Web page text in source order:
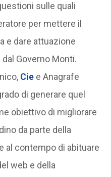
sulle quali
per mettere il
e dare attuazione
dal Governo Monti.
Ciee Anagrafe
di generare quel
obiettivo di migliorare
da parte della
al contempo di abituare
web e della